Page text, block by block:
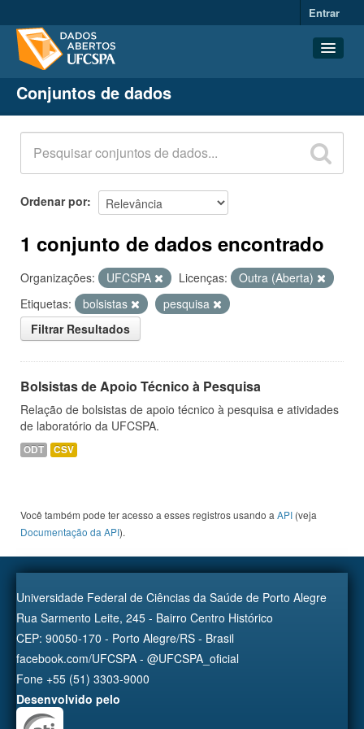
Entrar
Conjuntos de dados
Organizações
Grupos
Sobre
Conjuntos de dados
Ordenar por
1 conjunto de dados encontrado
Organizações: UFCSPA Licenças:
Outra (Aberta)
Etiquetas:
bolsistas
pesquisa
Filtrar Resultados
Bolsistas de Apoio Técnico à Pesquisa
Relação de bolsistas de apoio técnico à pesquisa e atividades
de laboratório da UFCSPA.
ODT CSV
Você também pode ter acesso a esses registros usando a API (veja
Documentação da API).
Universidade Federal de Ciências da Saúde de Porto Alegre
Rua Sarmento Leite, 245 - Bairro Centro Histórico
CEP: 90050-170 - Porto Alegre/RS - Brasil
facebook.com/UFCSPA - @UFCSPA_oficial
Fone +55 (51) 3303-9000
Desenvolvido pelo